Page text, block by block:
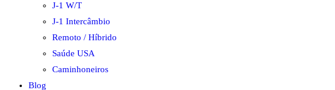
J-1 W/T
J-1 Intercâmbio
Remoto / Híbrido
Saúde USA
Caminhoneiros
Blog